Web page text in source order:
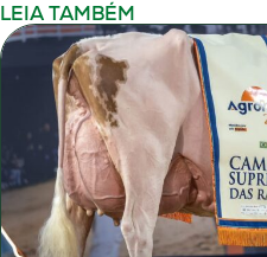
LEIA TAMBÉM